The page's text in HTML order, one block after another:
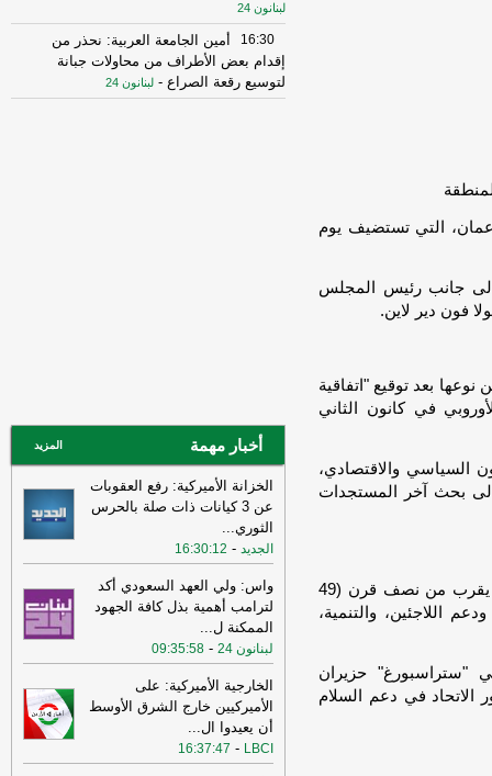
عمان، التي تستضيف يوم
إلى جانب رئيس المجلس
فون دير لاين.
نوعها بعد توقيع "اتفاقية
في كانون الثاني
السياسي والاقتصادي،
إلى بحث آخر المستجدات
تعود جذور الشراكة بين الجانبين إلى عام 1977؛ أي ما يقرب من نصف قرن (49
اللاجئين، والتنمية،
"ستراسبورغ" حزيران
الاتحاد في دعم السلام
لبنانون 24
16:30
أمين الجامعة العربية: نحذر من
إقدام بعض الأطراف من محاولات جبانة
لتوسيع رقعة الصراع - لبنانون 24
14:45
فُجرت بلغم بحري في هرمز انحرفت عن
المسار الذي حددته إيران
11:08
عراقجي: واشنطن كانت تسعى
إلى دفع الأمور نحو التصعيد وهي التي
انتهكت الاتفاق وأوصلت الأمور إلى الوضع
10:29
عراقجي: لم نلحظ أي حسن نية
في سلوك الولايات المتحدة
16:59
عراقجي: لن نقبل بوقف إطلاق نار
مؤقت ولن يُطرح هذا الأمر ما لم تُلبَّ
مطالبنا بشأن مضيق هرمز- لبنانون 24
12:31
الأردن تعلن اعتراض 4 صواريخ
إيرانية وسقوط 2 في مناطق خالية
أخبار مهمة المزيد
الخزانة الأميركية: رفع العقوبات
عن 3 كيانات ذات صلة بالحرس
الثوري...
الجديد -
16:30:12
واس: ولي العهد السعودي أكد
لترامب أهمية بذل كافة الجهود
الممكنة ل...
لبنانون 24 -
09:35:58
الخارجية الأميركية: على
الأميركيين خارج الشرق الأوسط
أن يعيدوا ال...
LBCI
-
16:37:47